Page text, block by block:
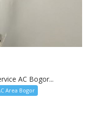
AC Bogor...
Area Bogor